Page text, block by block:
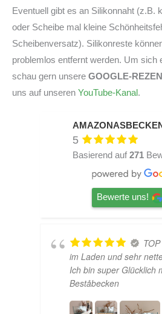
Eventuell gibt es an Silikonnaht (z.B.
oder Scheibe mal kleine
Scheibenversatz). Silikonreste
problemlos entfernt werden. Um sich
schau gern unsere GOOGLE-
uns auf unseren YouTube-Kanal.
5
Basierend auf 271
Bewerte uns!
im Laden und sehr
Ich bin super Glücklich
Beståbecken